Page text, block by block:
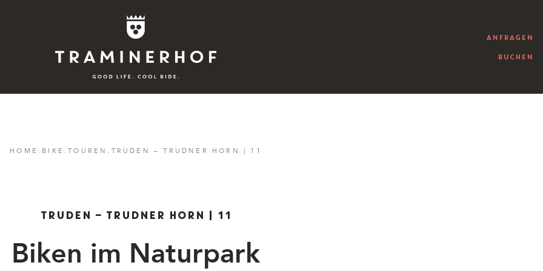
Aktiv
ANFRAGEN
BUCHEN
HOME . BIKE .TOUREN . TRUDEN – TRUDNER HORN | 11
TRUDEN – TRUDNER HORN | 11
Biken im Naturpark